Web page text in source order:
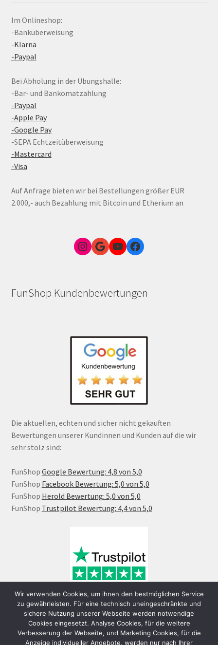
Im Onlineshop:
-Banküberweisung
-Klarna
-Paypal
Bei Abholung in der Übungshalle:
-Bar- und Bankomatzahlung
-Paypal
-Apple Pay
-Google Pay
-SEPA Echtzeitüberweisung
-Mastercard
-Visa
Auf Anfrage bieten wir bei Bestellungen größer EUR
2.000,- auch Bezahlung mit Bitcoin und Etherium an
Instagram
Google Link zum FunShop WienYouTubeFacebook
FunShop Kundenbewertungen
Die aktuellen, echten und sicher nicht gekauften
Bewertungen unserer Kundinnen und Kunden auf die wir
sehr stolz sind:
FunShop Google Bewertung: 4,8 von 5,0
FunShop Facebook Bewertung: 5,0 von 5,0
FunShop Herold Bewertung: 5,0 von 5,0
FunShop Trustpilot Bewertung: 4,4 von 5,0
Wir verwenden Cookies, um ihnen den bestmöglichen Service
zu gewährleisten. Für eine technisch uneingeschränkte und
sichere Nutzung unserer Webseite werden notwendige
Cookies eingesetzt. Analyse Cookies, für die weitere
Verbesserung der Webseite, und Marketing Cookies, für die
Anzeige individueller Angebote, werden nur nach Ihrer